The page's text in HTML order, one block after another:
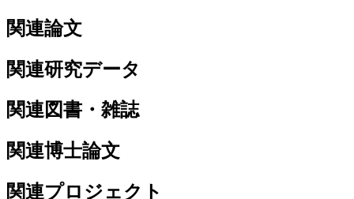
関連論文
関連研究データ
関連図書・雑誌
関連博士論文
関連プロジェクト